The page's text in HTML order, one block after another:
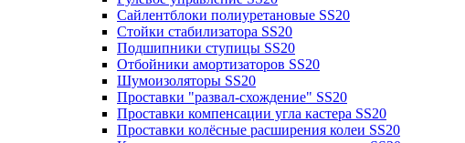
Сайлентблоки полиуретановые SS20
Стойки стабилизатора SS20
Подшипники ступицы SS20
Отбойники амортизаторов SS20
Шумоизоляторы SS20
Проставки "развал-схождение" SS20
Проставки компенсации угла кастера SS20
Проставки колёсные расширения колеи SS20